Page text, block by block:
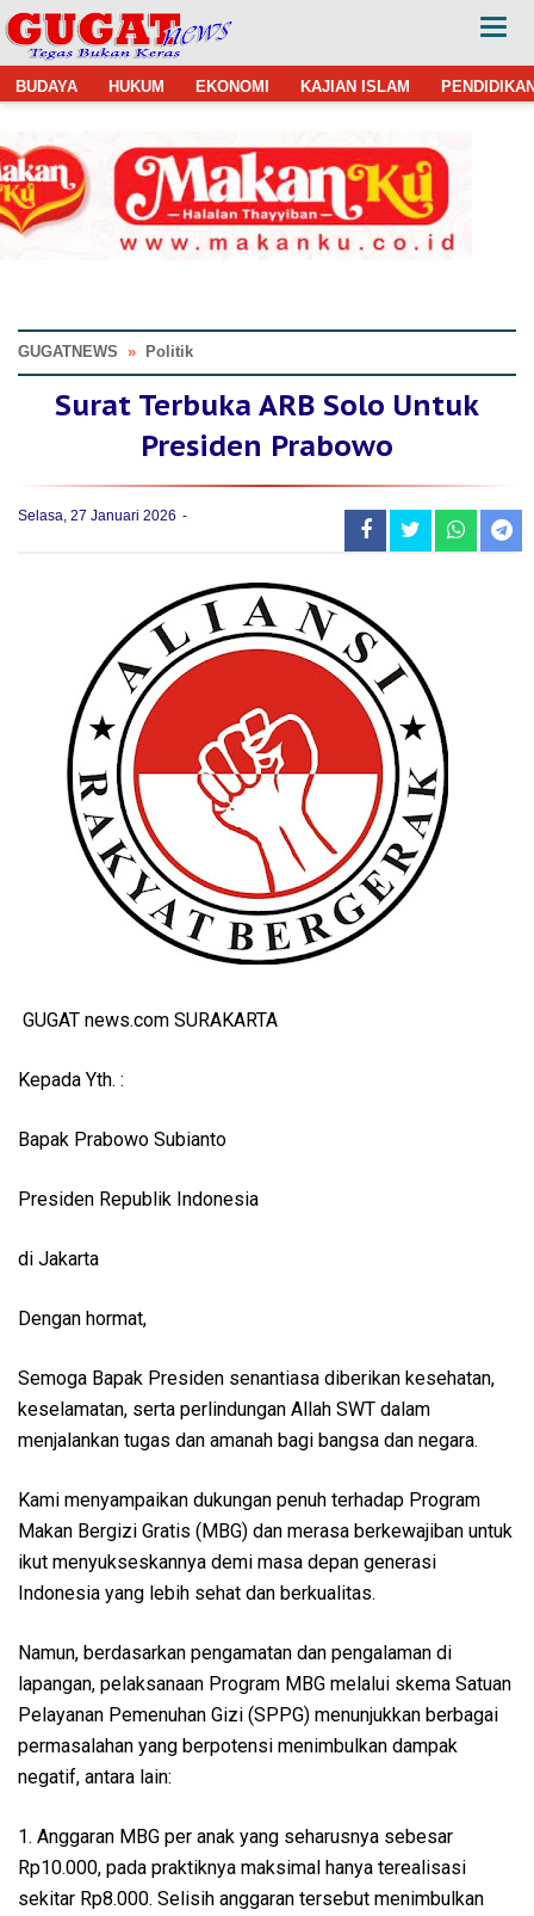
BUDAYA HUKUM EKONOMI KAJIAN ISLAM
GUGATNEWS » Politik
Surat Terbuka ARB Solo Untuk
Presiden Prabowo
Selasa, 27 Januari 2026
GUGAT news.com SURAKARTA
Kepada Yth. :
Bapak Prabowo Subianto
Presiden Republik Indonesia
di Jakarta
Dengan hormat,
Semoga Bapak Presiden senantiasa diberikan kesehatan,
keselamatan, serta perlindungan Allah SWT dalam
menjalankan tugas dan amanah bagi bangsa dan negara.
Kami menyampaikan dukungan penuh terhadap Program
Makan Bergizi Gratis (MBG) dan merasa berkewajiban untuk
ikut menyukseskannya demi masa depan generasi
Indonesia yang lebih sehat dan berkualitas.
Namun, berdasarkan pengamatan dan pengalaman di
lapangan, pelaksanaan Program MBG melalui skema Satuan
Pelayanan Pemenuhan Gizi (SPPG) menunjukkan berbagai
permasalahan yang berpotensi menimbulkan dampak
negatif, antara lain:
1. Anggaran MBG per anak yang seharusnya sebesar
Rp10.000, pada praktiknya maksimal hanya terealisasi
sekitar Rp8.000. Selisih anggaran tersebut menimbulkan